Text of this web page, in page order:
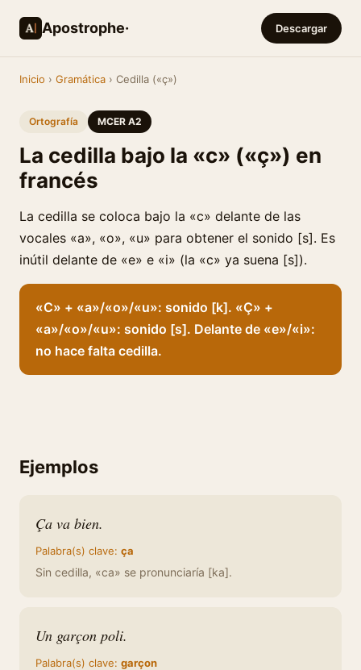
Apostrophe· Descargar
Inicio › Gramática › Cedilla («ç»)
Ortografía MCER A2
La cedilla bajo la «c» («ç») en
francés
La cedilla se coloca bajo la «c» delante de las
vocales «a», «o», «u» para obtener el sonido [s]. Es
inútil delante de «e» e «i» (la «c» ya suena [s]).
«C» + «a»/«o»/«u»: sonido [k]. «Ç» +
«a»/«o»/«u»: sonido [s]. Delante de «e»/«i»:
no hace falta cedilla.
Ejemplos
Ça va bien.
Palabra(s) clave: ça
Sin cedilla, «ca» se pronunciaría [ka].
Un garçon poli.
Palabra(s) clave: garçon